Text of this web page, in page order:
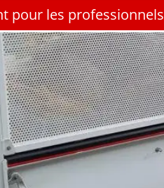
pour les professionnels